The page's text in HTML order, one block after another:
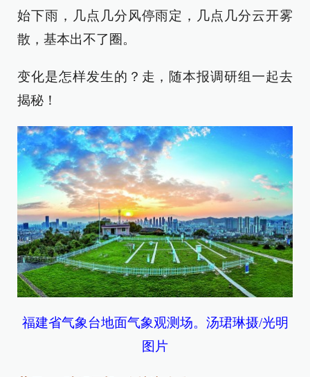
始下雨，几点几分风停雨定，几点几分云开雾
散，基本出不了圈。
变化是怎样发生的？走，随本报调研组一起去
揭秘！
福建省气象台地面气象观测场。汤珺琳摄/光明
图片